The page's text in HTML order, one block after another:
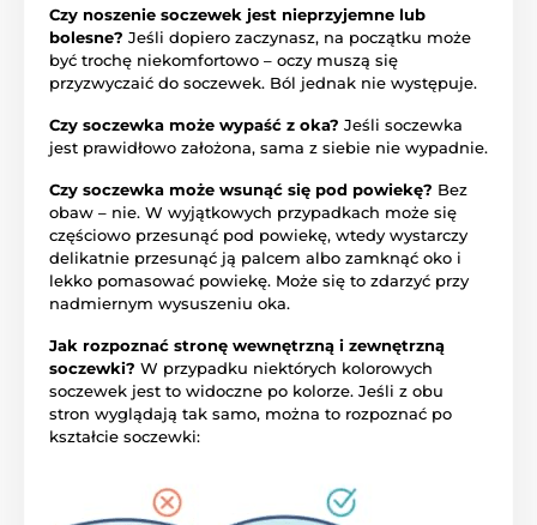
Czy noszenie soczewek jest nieprzyjemne lub
bolesne? Jeśli dopiero zaczynasz, na początku może
być trochę niekomfortowo – oczy muszą się
przyzwyczaić do soczewek. Ból jednak nie występuje.
Czy soczewka może wypaść z oka? Jeśli soczewka
jest prawidłowo założona, sama z siebie nie wypadnie.
Czy soczewka może wsunąć się pod powiekę? Bez
obaw – nie. W wyjątkowych przypadkach może się
częściowo przesunąć pod powiekę, wtedy wystarczy
delikatnie przesunąć ją palcem albo zamknąć oko i
lekko pomasować powiekę. Może się to zdarzyć przy
nadmiernym wysuszeniu oka.
Jak rozpoznać stronę wewnętrzną i zewnętrzną
soczewki? W przypadku niektórych kolorowych
soczewek jest to widoczne po kolorze. Jeśli z obu
stron wyglądają tak samo, można to rozpoznać po
kształcie soczewki: